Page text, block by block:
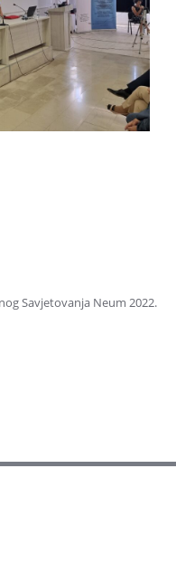
Savjetovanja Neum 2022.